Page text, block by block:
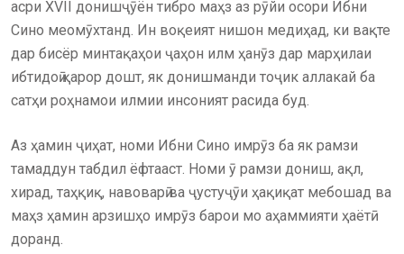
асри XVII донишҷӯён тибро маҳз аз рӯйи осори Ибни
Сино меомӯхтанд. Ин воқеият нишон медиҳад, ки вақте
дар бисёр минтақаҳои ҷаҳон илм ҳанӯз дар марҳилаи
ибтидоӣ қарор дошт, як донишманди тоҷик аллакай ба
сатҳи роҳнамои илмии инсоният расида буд.
Аз ҳамин ҷиҳат, номи Ибни Сино имрӯз ба як рамзи
тамаддун табдил ёфтааст. Номи ӯ рамзи дониш, ақл,
хирад, таҳқиқ, навоварӣ ва ҷустуҷӯи ҳақиқат мебошад ва
маҳз ҳамин арзишҳо имрӯз барои мо аҳаммияти ҳаётӣ
доранд.